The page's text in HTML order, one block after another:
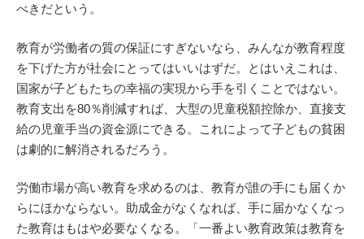
べきだという。
教育が労働者の質の保証にすぎないなら、みんなが教育程度
を下げた方が社会にとってはいいはずだ。とはいえこれは、
国家が子どもたちの幸福の実現から手を引くことではない。
教育支出を80％削減すれば、大型の児童税額控除か、直接支
給の児童手当の資金源にできる。これによって子どもの貧困
は劇的に解消されるだろう。
労働市場が高い教育を求めるのは、教育が誰の手にも届くか
らにほかならない。助成金がなくなれば、手に届かなくなっ
た教育はもはや必要なくなる。「一番よい教育政策は教育を